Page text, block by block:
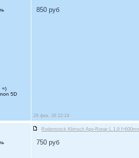
=)
5D
850 руб
28 фев, 26 22:24
Rodenstock Klimsch Apo-Ronar L 1:9
750 руб